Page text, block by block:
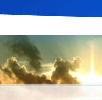
2016 480